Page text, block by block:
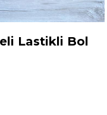
Lastikli Bol